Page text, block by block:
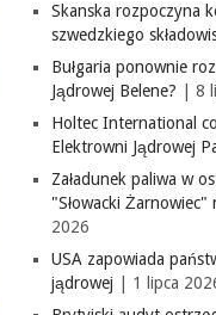
Skanska rozpoczyna
szwedzkiego
Bułgaria ponownie
Jądrowej Belene? | 8
Holtec International
Elektrowni Jądrowej
Załadunek paliwa w
"Słowacki
2026
USA zapowiada
jądrowej | 1 lipca